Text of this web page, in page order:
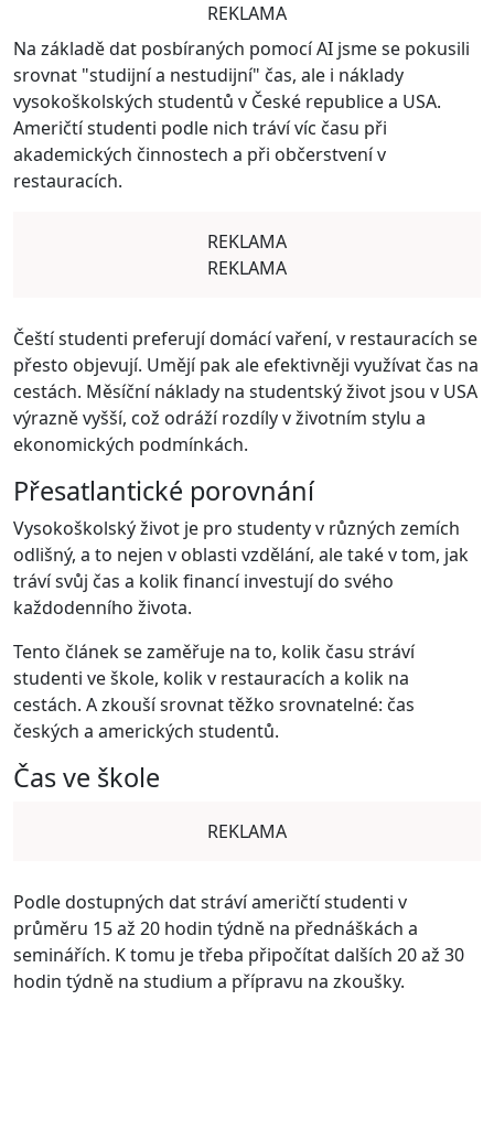
REKLAMA
Na základě dat posbíraných pomocí AI jsme se pokusili
srovnat "studijní a nestudijní" čas, ale i náklady
vysokoškolských studentů v České republice a USA.
Američtí studenti podle nich tráví víc času při
akademických činnostech a při občerstvení v
restauracích.
REKLAMA
REKLAMA
Čeští studenti preferují domácí vaření, v restauracích se
přesto objevují. Umějí pak ale efektivněji využívat čas na
cestách. Měsíční náklady na studentský život jsou v USA
výrazně vyšší, což odráží rozdíly v životním stylu a
ekonomických podmínkách.
Přesatlantické porovnání
Vysokoškolský život je pro studenty v různých zemích
odlišný, a to nejen v oblasti vzdělání, ale také v tom, jak
tráví svůj čas a kolik financí investují do svého
každodenního života.
Tento článek se zaměřuje na to, kolik času stráví
studenti ve škole, kolik v restauracích a kolik na
cestách. A zkouší srovnat těžko srovnatelné: čas
českých a amerických studentů.
Čas ve škole
REKLAMA
Podle dostupných dat stráví američtí studenti v
průměru 15 až 20 hodin týdně na přednáškách a
seminářích. K tomu je třeba připočítat dalších 20 až 30
hodin týdně na studium a přípravu na zkoušky.